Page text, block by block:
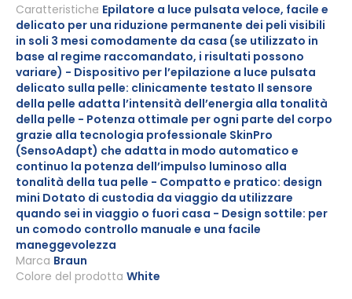
all'inizio
della
galleria
di
immagini
Marca Braun
Caratteristiche Epilatore a luce pulsata veloce, facile e
delicato per una riduzione permanente dei peli visibili
in soli 3 mesi comodamente da casa (se utilizzato in
base al regime raccomandato, i risultati possono
variare) - Dispositivo per l’epilazione a luce pulsata
delicato sulla pelle: clinicamente testato Il sensore
della pelle adatta l’intensità dell’energia alla tonalità
della pelle - Potenza ottimale per ogni parte del corpo
grazie alla tecnologia professionale SkinPro
(SensoAdapt) che adatta in modo automatico e
continuo la potenza dell’impulso luminoso alla
tonalità della tua pelle - Compatto e pratico: design
mini Dotato di custodia da viaggio da utilizzare
quando sei in viaggio o fuori casa - Design sottile: per
un comodo controllo manuale e una facile
maneggevolezza
Colore del prodotto White